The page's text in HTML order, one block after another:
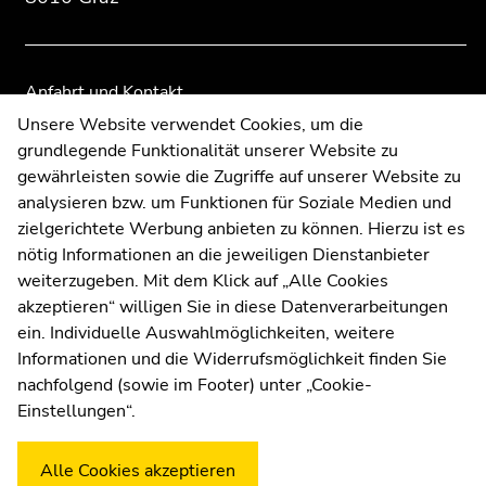
Anfahrt und Kontakt
Kommunikation und Öffentlichkeitsarbeit
Moodle
UNIGRAZonline
Impressum
Datenschutzerklärung
Cookie-Einstellungen
Barrierefreiheitserklärung
WetterstationUni Graz
Unsere Website verwendet Cookies, um die
grundlegende Funktionalität unserer Website zu
gewährleisten sowie die Zugriffe auf unserer Website zu
analysieren bzw. um Funktionen für Soziale Medien und
zielgerichtete Werbung anbieten zu können. Hierzu ist es
nötig Informationen an die jeweiligen Dienstanbieter
weiterzugeben. Mit dem Klick auf „Alle Cookies
akzeptieren“ willigen Sie in diese Datenverarbeitungen
ein. Individuelle Auswahlmöglichkeiten, weitere
Informationen und die Widerrufsmöglichkeit finden Sie
nachfolgend (sowie im Footer) unter „Cookie-
Einstellungen“.
Alle Cookies akzeptieren